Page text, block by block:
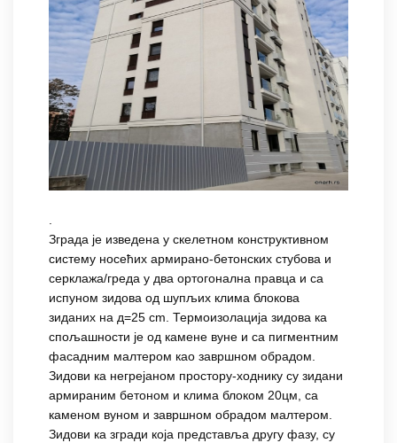
.
Зграда je изведена у скелетном конструктивном
систему носећих армирано-бетонских стубова и
серклажа/греда у два ортогонална правца и са
испуном зидова од шупљих клима блокова
зиданих на д=25 cm. Термоизолација зидова ка
спољашности је од камене вуне и са пигментним
фасадним малтером као завршном обрадом.
Зидови ка негрејаном простору-ходнику су зидани
армираним бетоном и клима блоком 20цм, са
каменом вуном и завршном обрадом малтером.
Зидови ка згради која представља другу фазу, су